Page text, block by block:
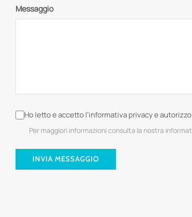
Messaggio
Ho letto e accetto l'informativa privacy e
Per maggiori informazioni consulta la nostra
INVIA MESSAGGIO